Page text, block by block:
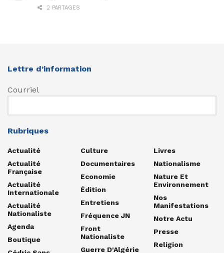
2 PARTAGES
Lettre d’information
Courriel
Rubriques
Actualité
Actualité
Française
Actualité
Internationale
Actualité
Nationaliste
Agenda
Boutique
Culture
Documentaires
Economie
Édition
Entretiens
Fréquence JN
Front
Nationaliste
Guerre D'Algérie
Livres
Nationalisme
Nature Et
Environnement
Nos
Manifestations
Notre Actu
Presse
Religion